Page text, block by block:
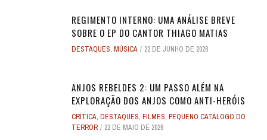
REGIMENTO INTERNO: UMA ANÁLISE BREVE
SOBRE O EP DO CANTOR THIAGO MATIAS
DESTAQUES, MÚSICA 22 DE JUNHO DE 2026
ANJOS REBELDES 2: UM PASSO ALÉM NA
EXPLORAÇÃO DOS ANJOS COMO ANTI-HERÓIS
CRÍTICA, DESTAQUES, FILMES, PEQUENO CATÁLOGO DO
TERROR
22 DE MAIO DE 2026